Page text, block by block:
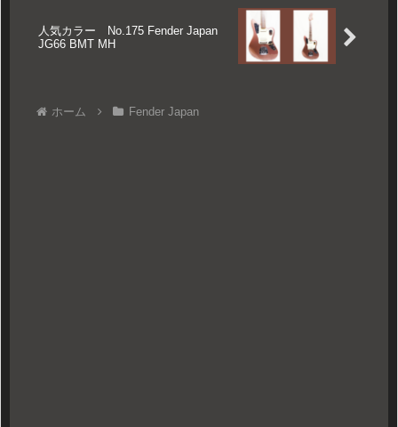
人気カラー No.175 Fender Japan
JG66 BMT MH
ホーム Fender Japan